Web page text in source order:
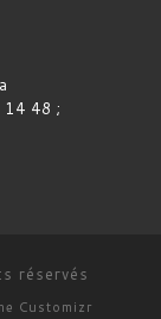
14 48 ;
réservés
Customizr